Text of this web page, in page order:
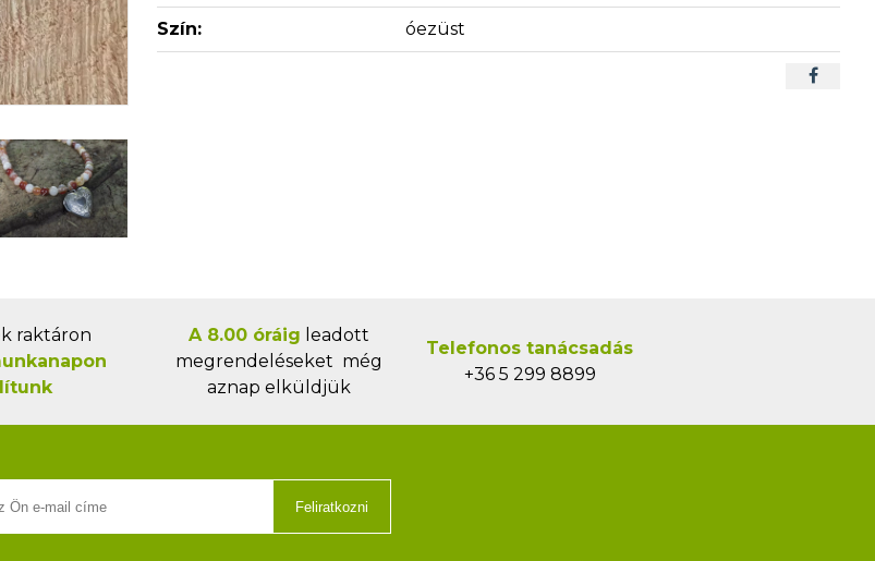
Szín: óezüst
raktáron
A 8.00 óráig leadott
megrendeléseket még
aznap elküldjük
Telefonos tanácsadás
+36 5 299 8899
Feliratkozni